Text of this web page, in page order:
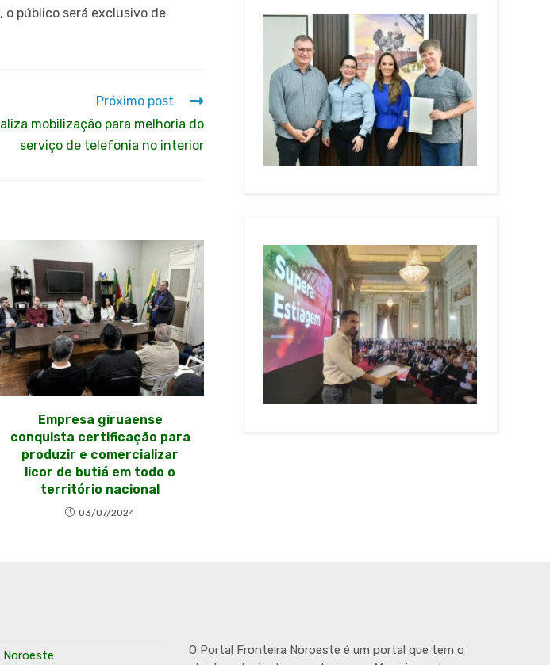
o público será exclusivo de
Próximo post
mobilização para melhoria do
serviço de telefonia no interior
Empresa giruaense
conquista certificação para
produzir e comercializar
licor de butiá em todo o
território nacional
03/07/2024
O Portal Fronteira Noroeste é um portal que tem o